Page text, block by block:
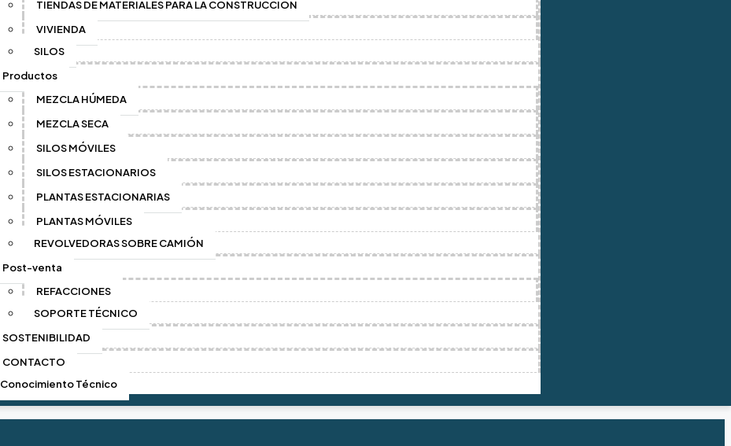
TIENDAS DE MATERIALES PARA LA CONSTRUCCIÓN
VIVIENDA
SILOS
Productos
MEZCLA HÚMEDA
MEZCLA SECA
SILOS MÓVILES
SILOS ESTACIONARIOS
PLANTAS ESTACIONARIAS
PLANTAS MÓVILES
REVOLVEDORAS SOBRE CAMIÓN
Post-venta
REFACCIONES
SOPORTE TÉCNICO
SOSTENIBILIDAD
CONTACTO
Conocimiento Técnico
Colector De Polvos WAM Silotop
Añadir al pedido